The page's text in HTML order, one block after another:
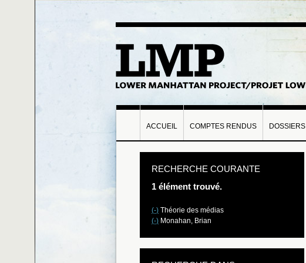
ACCUEIL COMPTES RENDUS DOSSIERS
RECHERCHE COURANTE
1 élément trouvé.
(-) Théorie des médias
(-) Monahan, Brian